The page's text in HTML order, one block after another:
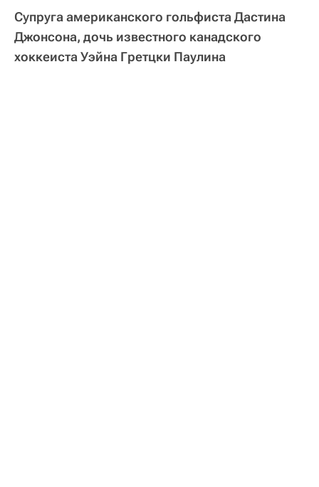
Супруга американского гольфиста Дастина
Джонсона, дочь известного канадского
хоккеиста Уэйна Гретцки Паулина